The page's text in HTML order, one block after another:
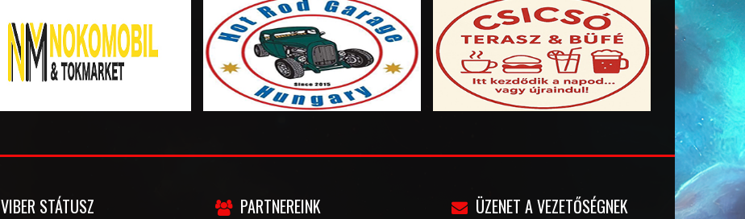
VIBER STÁTUSZ PARTNEREINK ÜZENET A VEZETŐSÉGNEK